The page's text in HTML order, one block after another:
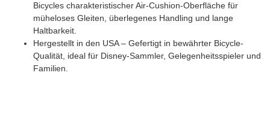
Bicycles charakteristischer Air-Cushion-Oberfläche für
müheloses Gleiten, überlegenes Handling und lange
Haltbarkeit.
Hergestellt in den USA – Gefertigt in bewährter Bicycle-
Qualität, ideal für Disney-Sammler, Gelegenheitsspieler und
Familien.